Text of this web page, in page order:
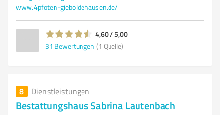
www.4pfoten-gieboldehausen.de/
4,60 / 5,00
31 Bewertungen (1 Quelle)
8 Dienstleistungen
Bestattungshaus Sabrina Lautenbach